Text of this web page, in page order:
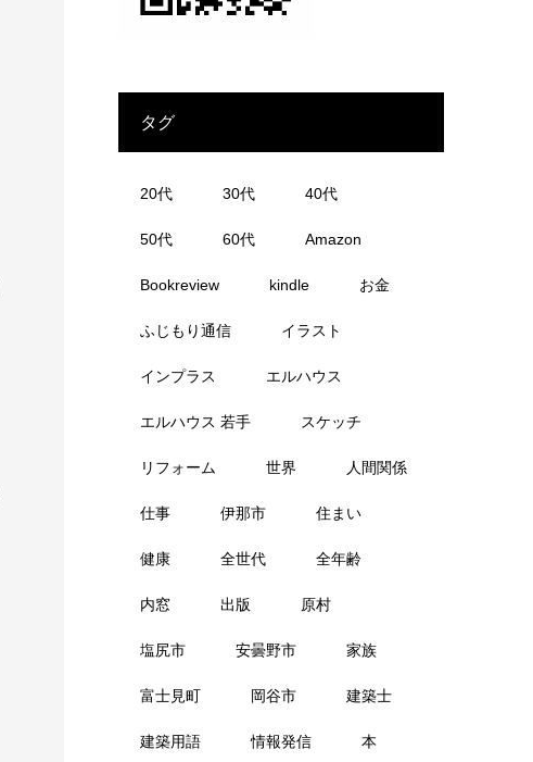
タグ
20代 30代 40代
50代 60代 Amazon
Bookreview kindle お金
ふじもり通信 イラスト
インプラス エルハウス
エルハウス 若手 スケッチ
リフォーム 世界 人間関係
仕事 伊那市 住まい
健康 全世代 全年齢
内窓 出版 原村
塩尻市 安曇野市 家族
富士見町 岡谷市 建築士
建築用語 情報発信 本